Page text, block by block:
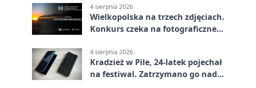
4 sierpnia 2026
Wielkopolska na trzech zdjęciach.
Konkurs czeka na fotograficzne
4 sierpnia 2026
Kradzież w Pile, 24-latek pojechał
na festiwal. Zatrzymano go nad